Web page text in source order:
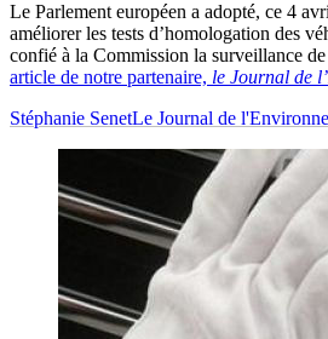
Le Parlement européen a adopté, ce 4
améliorer les tests d’homologation des
confié à la Commission la surveillance
article de notre partenaire, le Journal de
Stéphanie SenetLe Journal de